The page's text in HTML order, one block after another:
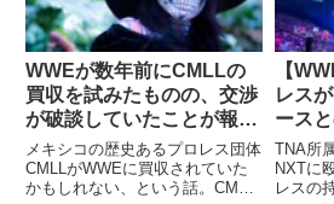
WWEが数年前にCMLLの
買収を試みたものの、交渉
が破談していたことが報じ
られる。その理由は…
メキシコの歴史あるプロレス団体
CMLLがWWEに買収されていた
かもしれない、という話。CMLL
【
レス
ース
さか
こと
かっ
TNA所
NXTに
レスの